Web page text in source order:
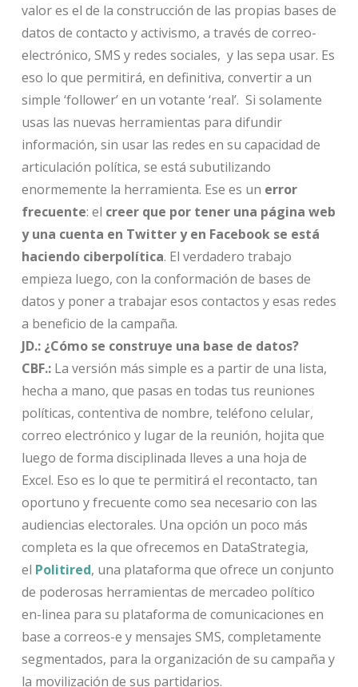
valor es el de la construcción de las propias bases de
datos de contacto y activismo, a través de correo-
electrónico, SMS y redes sociales, y las sepa usar. Es
eso lo que permitirá, en definitiva, convertir a un
simple ‘follower’ en un votante ‘real’. Si solamente
usas las nuevas herramientas para difundir
información, sin usar las redes en su capacidad de
articulación política, se está subutilizando
enormemente la herramienta. Ese es un error
frecuente: el creer que por tener una página web
y una cuenta en Twitter y en Facebook se está
haciendo ciberpolítica. El verdadero trabajo
empieza luego, con la conformación de bases de
datos y poner a trabajar esos contactos y esas redes
a beneficio de la campaña.
JD.: ¿Cómo se construye una base de datos?
CBF.:La versión más simple es a partir de una lista,
hecha a mano, que pasas en todas tus reuniones
políticas, contentiva de nombre, teléfono celular,
correo electrónico y lugar de la reunión, hojita que
luego de forma disciplinada lleves a una hoja de
Excel. Eso es lo que te permitirá el recontacto, tan
oportuno y frecuente como sea necesario con las
audiencias electorales. Una opción un poco más
completa es la que ofrecemos en DataStrategia,
el Politired, una plataforma que ofrece un conjunto
de poderosas herramientas de mercadeo político
en-linea para su plataforma de comunicaciones en
base a correos-e y mensajes SMS, completamente
segmentados, para la organización de su campaña y
la movilización de sus partidarios.